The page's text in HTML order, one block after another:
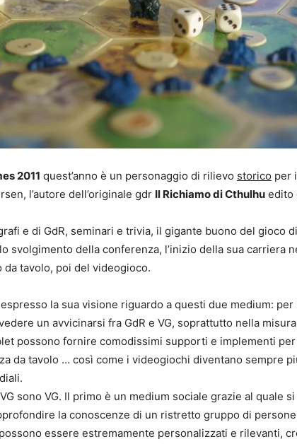
2011 quest’anno è un personaggio di rilievo storico per
l’autore dell’originale gdr Il Richiamo di Cthulhu edito
e di GdR, seminari e trivia, il gigante buono del gioco
svolgimento della conferenza, l’inizio della sua carriera
tavolo, poi del videogioco.
la sua visione riguardo a questi due medium:
un avvicinarsi fra GdR e VG, soprattutto nella
possono fornire comodissimi supporti e implementi per
da tavolo … così come i videogiochi diventano sempre
sono VG. Il primo è un medium sociale grazie al quale
la conoscenze di un ristretto gruppo di
essere estremamente personalizzati e rilevanti,